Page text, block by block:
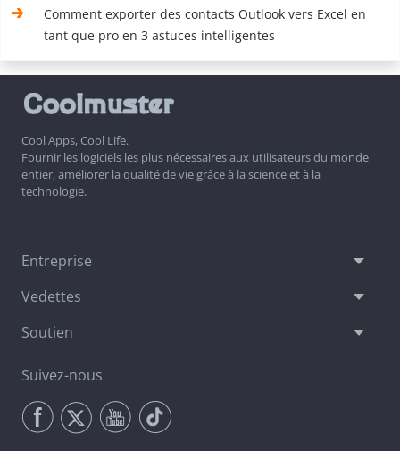
Comment exporter des contacts Outlook vers Excel en
tant que pro en 3 astuces intelligentes
Cool Apps, Cool Life.
Fournir les logiciels les plus nécessaires aux utilisateurs du monde
entier, améliorer la qualité de vie grâce à la science et à la
technologie.
Entreprise
Vedettes
Soutien
Suivez-nous